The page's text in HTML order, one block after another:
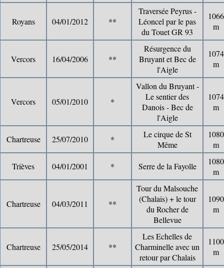
Royans 04/01/2012 **
Traversée Peyrus -
Léoncel par le pas
du Touet GR 93
1066
m
Vercors 16/04/2006 **
Résurgence du
Bruyant et Bec de
l'Aigle
1074
m
Vercors 05/01/2010 *
Vallon du Bruyant -
Le sentier des
Danois - Bec de
l'Aigle
1074
m
Chartreuse 25/07/2010 *
Le cirque de St
Même
1080
m
Trièves 04/01/2001 * Serre de la Fayolle
1080
m
Chartreuse 04/03/2011 **
Tour du Malsouche
(Chalais) + le tour
du Rocher de
Bellevue
1090
m
Chartreuse 25/05/2014 **
Les Echelles de
Charminelle avec un
retour par Chalais
1100
m